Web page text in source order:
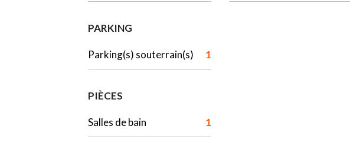
PARKING
Parking(s) souterrain(s) 1
PIÈCES
Salles de bain 1